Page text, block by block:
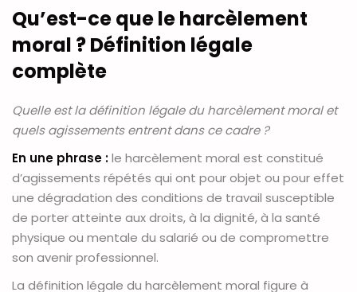
Qu’est-ce que le harcèlement
moral ? Définition légale
complète
Quelle est la définition légale du harcèlement moral et
quels agissements entrent dans ce cadre ?
En une phrase :le harcèlement moral est constitué
d’agissements répétés qui ont pour objet ou pour effet
une dégradation des conditions de travail susceptible
de porter atteinte aux droits, à la dignité, à la santé
physique ou mentale du salarié ou de compromettre
son avenir professionnel.
La définition légale du harcèlement moral figure à